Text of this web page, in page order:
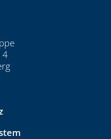
4